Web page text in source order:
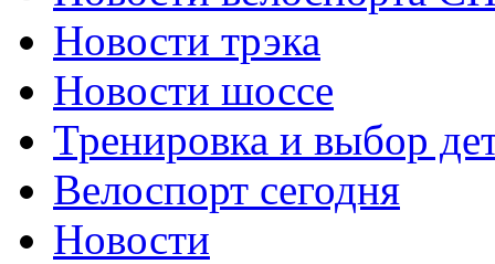
Новости трэка
Новости шоссе
Тренировка и выбор
Велоспорт сегодня
Новости